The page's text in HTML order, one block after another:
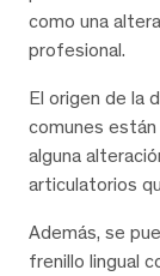
como una
profesional.
El origen de la
comunes
alguna
articulatorios
Además, se
frenillo lingual